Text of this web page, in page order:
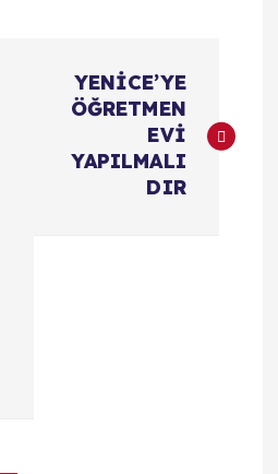
YENİCE’YE
ÖĞRETMEN
EVİ
YAPILMALI
DIR